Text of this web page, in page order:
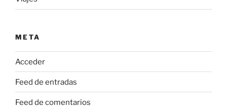
META
Acceder
Feed de entradas
Feed de comentarios